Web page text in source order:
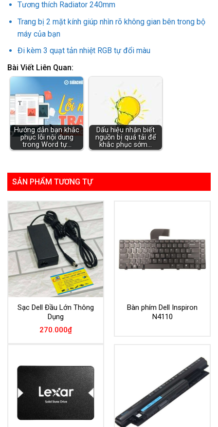
Tương thích Radiator 240mm
Trang bị 2 mặt kính giúp nhìn rõ không gian bên trong bộ
máy của bạn
Đi kèm 3 quạt tản nhiệt RGB tự đổi màu
Bài Viết Liên Quan:
Hướng dẫn bạn khắc
phục lỗi nội dung
trong Word tự…
Dấu hiệu nhận biết
nguồn bị quá tải để
khắc phục sớm…
SẢN PHẨM TƯƠNG TỰ
Sạc Dell Đầu Lớn Thông
Dụng
270.000₫
Bàn phím Dell Inspiron
N4110